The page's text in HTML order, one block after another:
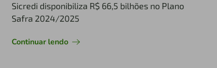
Sicredi disponibiliza R$ 66,5 bilhões no Plano
Safra 2024/2025
Continuar lendo